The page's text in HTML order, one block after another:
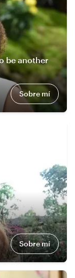
be another
Sobre mí
Sobre mí